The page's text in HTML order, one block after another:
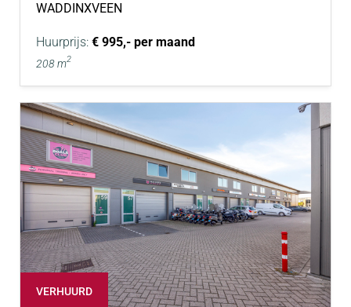
WADDINXVEEN
Huurprijs: € 995,- per maand
208 m2
VERHUURD